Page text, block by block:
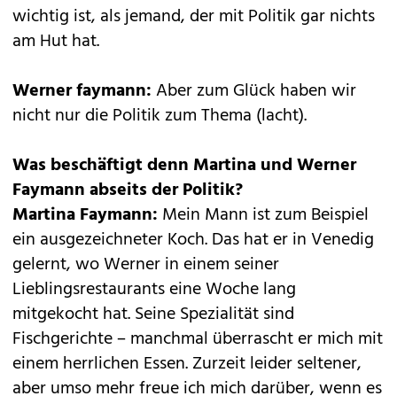
wichtig ist, als jemand, der mit Politik gar nichts
am Hut hat.
Werner faymann:Aber zum Glück haben wir
nicht nur die Politik zum Thema (lacht).
Was beschäftigt denn Martina und Werner
Faymann abseits der Politik?
Martina Faymann: Mein Mann ist zum Beispiel
ein ausgezeichneter Koch. Das hat er in Venedig
gelernt, wo Werner in einem seiner
Lieblingsrestaurants eine Woche lang
mitgekocht hat. Seine Spezialität sind
Fischgerichte – manchmal überrascht er mich mit
einem herrlichen Essen. Zurzeit leider seltener,
aber umso mehr freue ich mich darüber, wenn es